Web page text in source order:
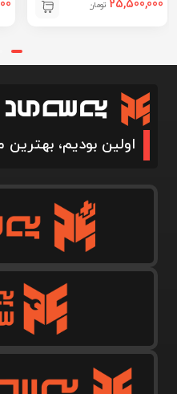
25,500,000 تومان
اولین بودیم، بهترین